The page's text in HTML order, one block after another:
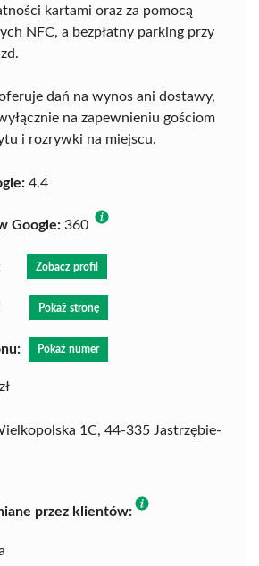
kartami oraz za pomocą
NFC, a bezpłatny parking przy
dań na wynos ani dostawy,
na zapewnieniu gościom
i rozrywki na miejscu.
4.4
Google: 360
Zobacz profil
Pokaż stronę
Pokaż numer
1C, 44-335 Jastrzębie-
przez klientów: